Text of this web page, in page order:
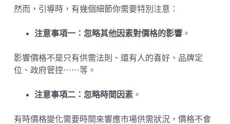
然而，引導時，有幾個細節你需要特別注意：
注意事項一：忽略其他因素對價格的影響。
影響價格不是只有供需法則、還有人的喜好、品牌定
位、政府管控⋯⋯等。
注意事項二：忽略時間因素。
有時價格變化需要時間來響應市場供需狀況，價格不會